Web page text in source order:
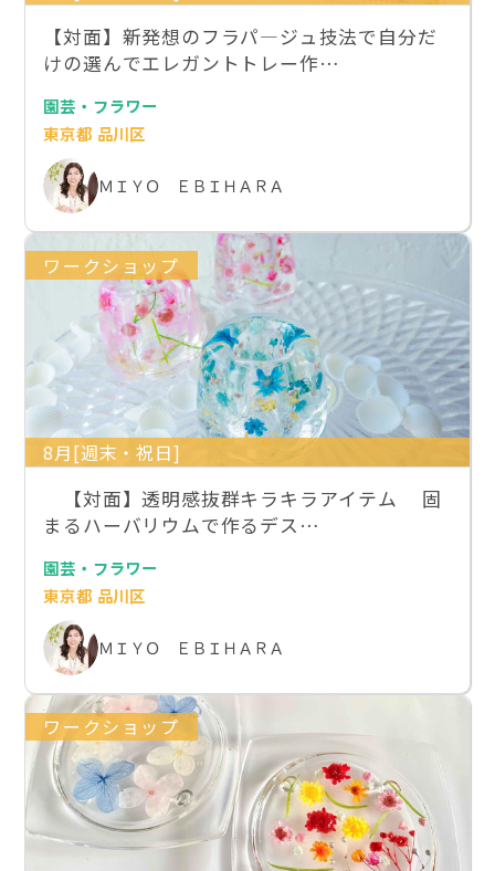
【対面】新発想のフラパ―ジュ技法で自分だ
けの選んでエレガントトレー作…
園芸・フラワー
東京都 品川区
ＭＩＹＯ ＥＢＩＨＡＲＡ
ワークショップ
8月[週末・祝日]
【対面】透明感抜群キラキラアイテム 固
まるハーバリウムで作るデス…
園芸・フラワー
東京都 品川区
ＭＩＹＯ ＥＢＩＨＡＲＡ
ワークショップ